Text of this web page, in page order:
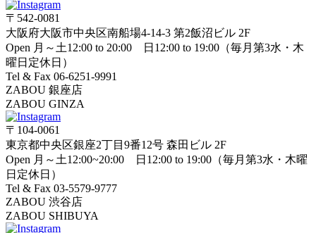
〒542-0081
大阪府大阪市中央区南船場4-14-3 第2飯沼ビル 2F
Open 月～土12:00 to 20:00 日12:00 to 19:00（毎月第3水・木
曜日定休日）
Tel & Fax 06-6251-9991
ZABOU 銀座店
ZABOU GINZA
〒104-0061
東京都中央区銀座2丁目9番12号 森田ビル 2F
Open 月～土12:00~20:00 日12:00 to 19:00（毎月第3水・木曜
日定休日）
Tel & Fax 03-5579-9777
ZABOU 渋谷店
ZABOU SHIBUYA